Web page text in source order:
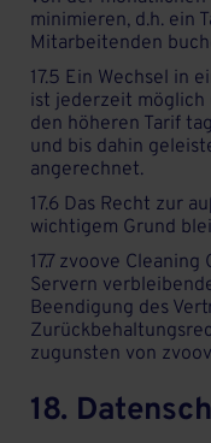
minimieren, d.h. ein
Mitarbeitenden
17.5 Ein Wechsel in
ist jederzeit möglich
den höheren Tarif
und bis dahin
angerechnet.
17.6 Das Recht zur
wichtigem Grund
17.7 zvoove
Servern
Beendigung des
zugunsten von
18.